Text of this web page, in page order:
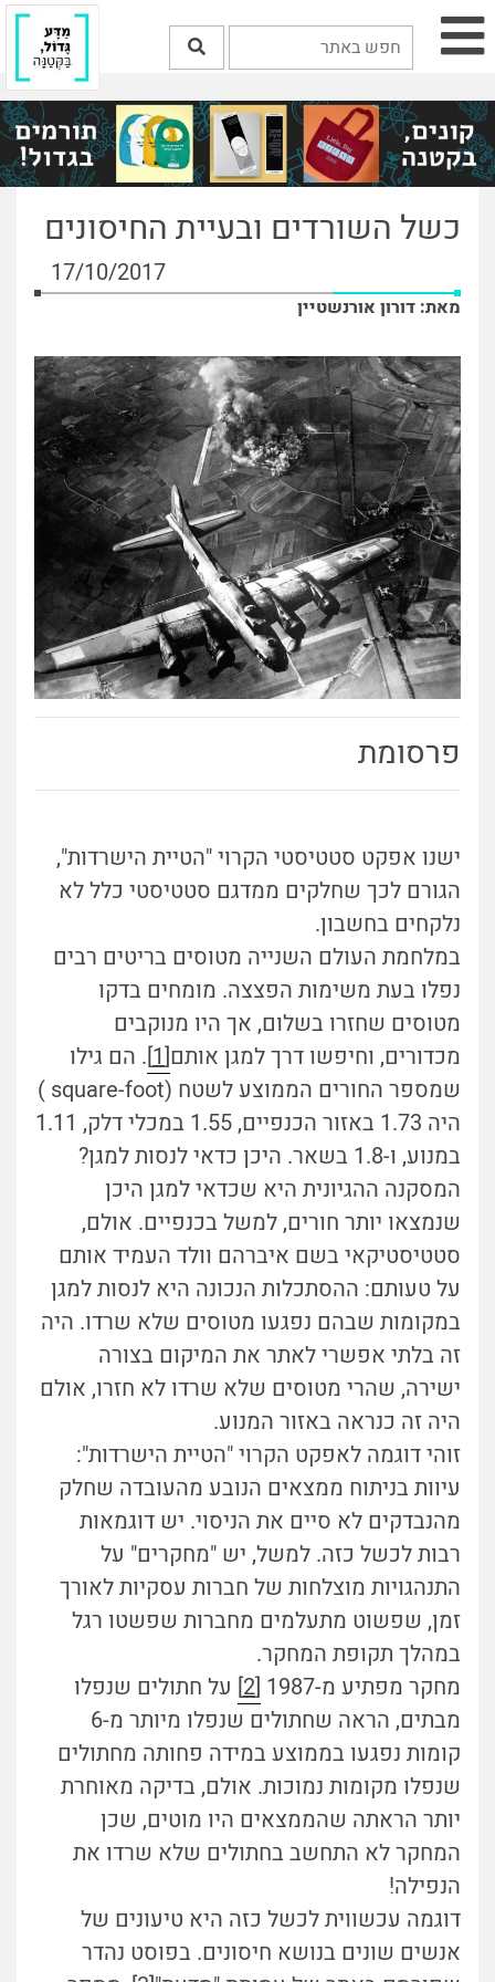
כשל השורדים ובעיית החיסונים
17/10/2017
מאת: דורון אורנשטיין
פרסומת
ישנו אפקט סטטיסטי הקרוי "הטיית הישרדות",
הגורם לכך שחלקים ממדגם סטטיסטי כלל לא
נלקחים בחשבון.
במלחמת העולם השנייה מטוסים בריטים רבים
נפלו בעת משימות הפצצה. מומחים בדקו
מטוסים שחזרו בשלום, אך היו מנוקבים
מכדורים, וחיפשו דרך למגן אותם[1] . הם גילו
שמספר החורים הממוצע לשטח (square-foot )
היה 1.73 באזור הכנפיים, 1.55 במכלי דלק, 1.11
במנוע, ו-1.8 בשאר. היכן כדאי לנסות למגן?
המסקנה ההגיונית היא שכדאי למגן היכן
שנמצאו יותר חורים, למשל בכנפיים. אולם,
סטטיסטיקאי בשם איברהם וולד העמיד אותם
על טעותם: ההסתכלות הנכונה היא לנסות למגן
במקומות שבהם נפגעו מטוסים שלא שרדו. היה
זה בלתי אפשרי לאתר את המיקום בצורה
ישירה, שהרי מטוסים שלא שרדו לא חזרו, אולם
היה זה כנראה באזור המנוע.
זוהי דוגמה לאפקט הקרוי "הטיית הישרדות":
עיוות בניתוח ממצאים הנובע מהעובדה שחלק
מהנבדקים לא סיים את הניסוי. יש דוגמאות
רבות לכשל כזה. למשל, יש "מחקרים" על
התנהגויות מוצלחות של חברות עסקיות לאורך
זמן, שפשוט מתעלמים מחברות שפשטו רגל
במהלך תקופת המחקר.
מחקר מפתיע מ-1987
[2]
על חתולים שנפלו
מבתים, הראה שחתולים שנפלו מיותר מ-6
קומות נפגעו בממוצע במידה פחותה מחתולים
שנפלו מקומות נמוכות. אולם, בדיקה מאוחרת
יותר הראתה שהממצאים היו מוטים, שכן
המחקר לא התחשב בחתולים שלא שרדו את
הנפילה!
דוגמה עכשווית לכשל כזה היא טיעונים של
אנשים שונים בנושא חיסונים. בפוסט נהדר